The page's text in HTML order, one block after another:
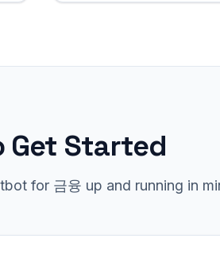
Get Started
for 금융 up and running in